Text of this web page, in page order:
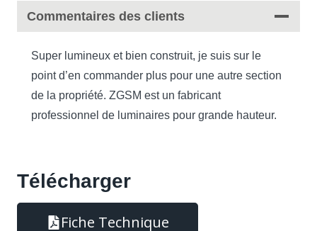
Commentaires des clients
Super lumineux et bien construit, je suis sur le
point d’en commander plus pour une autre section
de la propriété. ZGSM est un fabricant
professionnel de luminaires pour grande hauteur.
Télécharger
Fiche Technique